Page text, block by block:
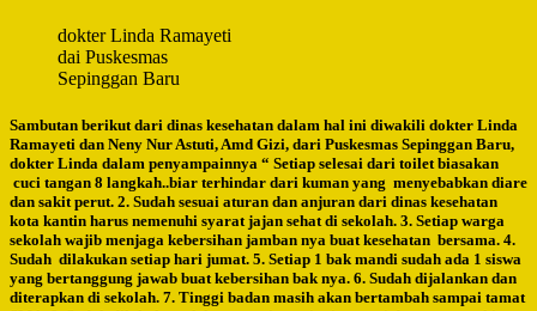
dokter Linda Ramayeti
dai Puskesmas
Sepinggan Baru
Sambutan berikut dari dinas kesehatan dalam hal ini diwakili dokter Linda
Ramayeti dan Neny Nur Astuti, Amd Gizi, dari Puskesmas Sepinggan Baru,
dokter Linda dalam penyampainnya “ Setiap selesai dari toilet biasakan
cuci tangan 8 langkah..biar terhindar dari kuman yang menyebabkan diare
dan sakit perut. 2. Sudah sesuai aturan dan anjuran dari dinas kesehatan
kota kantin harus nemenuhi syarat jajan sehat di sekolah. 3. Setiap warga
sekolah wajib menjaga kebersihan jamban nya buat kesehatan bersama. 4.
Sudah dilakukan setiap hari jumat. 5. Setiap 1 bak mandi sudah ada 1 siswa
yang bertanggung jawab buat kebersihan bak nya. 6. Sudah dijalankan dan
diterapkan di sekolah. 7. Tinggi badan masih akan bertambah sampai tamat